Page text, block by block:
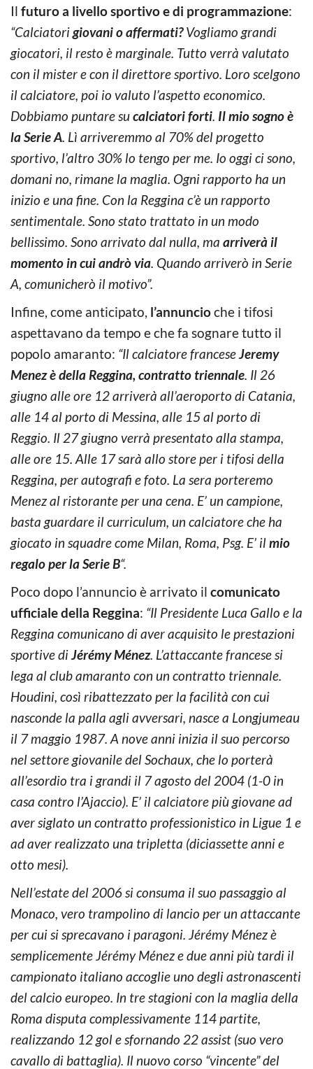
Il futuro a livello sportivo e di programmazione:
“Calciatorigiovani o affermati?Vogliamo grandi
giocatori, il resto è marginale. Tutto verrà valutato
con il mister e con il direttore sportivo. Loro scelgono
il calciatore, poi io valuto l’aspetto economico.
Dobbiamo puntare sucalciatori forti. Il mio sogno è
la Serie A. Lì arriveremmo al 70% del progetto
sportivo, l’altro 30% lo tengo per me. Io oggi ci sono,
domani no, rimane la maglia. Ogni rapporto ha un
inizio e una fine. Con la Reggina c’è un rapporto
sentimentale. Sono stato trattato in un modo
bellissimo. Sono arrivato dal nulla, ma arriverà il
momento in cui andrò via. Quando arriverò in Serie
A, comunicherò il motivo”.
Infine, come anticipato, l’annuncioche i tifosi
aspettavano da tempo e che fa sognare tutto il
popolo amaranto: “Il calciatore franceseJeremy
Menez è della Reggina, contratto triennale. Il 26
giugno alle ore 12 arriverà all’aeroporto di Catania,
alle 14 al porto di Messina, alle 15 al porto di
Reggio. Il 27 giugno verrà presentato alla stampa,
alle ore 15. Alle 17 sarà allo store per i tifosi della
Reggina, per autografi e foto. La sera porteremo
Menez al ristorante per una cena. E’ un campione,
basta guardare il curriculum, un calciatore che ha
giocato in squadre come Milan, Roma, Psg. E’ ilmio
regalo per la Serie B“.
Poco dopo l’annuncio è arrivato il comunicato
ufficiale della Reggina: “Il Presidente Luca Gallo e la
Reggina comunicano di aver acquisito le prestazioni
sportive diJérémy Ménez. L’attaccante francese si
lega al club amaranto con un contratto triennale.
Houdini, così ribattezzato per la facilità con cui
nasconde la palla agli avversari, nasce a Longjumeau
il 7 maggio 1987. A nove anni inizia il suo percorso
nel settore giovanile del Sochaux, che lo porterà
all’esordio tra i grandi il 7 agosto del 2004 (1-0 in
casa contro l’Ajaccio). E’ il calciatore più giovane ad
aver siglato un contratto professionistico in Ligue 1 e
ad aver realizzato una tripletta (diciassette anni e
otto mesi).
Nell’estate del 2006 si consuma il suo passaggio al
Monaco, vero trampolino di lancio per un attaccante
per cui si sprecavano i paragoni. Jérémy Ménez è
semplicemente Jérémy Ménez e due anni più tardi il
campionato italiano accoglie uno degli astronascenti
del calcio europeo. In tre stagioni con la maglia della
Roma disputa complessivamente 114 partite,
realizzando 12 gol e sfornando 22 assist (suo vero
cavallo di battaglia). Il nuovo corso “vincente” del